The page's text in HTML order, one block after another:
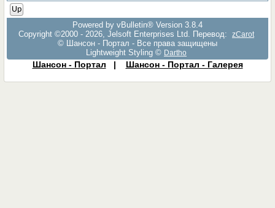
Up
Powered by vBulletin® Version 3.8.4
Copyright ©2000 - 2026, Jelsoft Enterprises Ltd. Перевод:
zCarot
© Шансон - Портал - Все права защищены
Lightweight Styling © Dartho
Шансон - Портал | Шансон - Портал - Галерея